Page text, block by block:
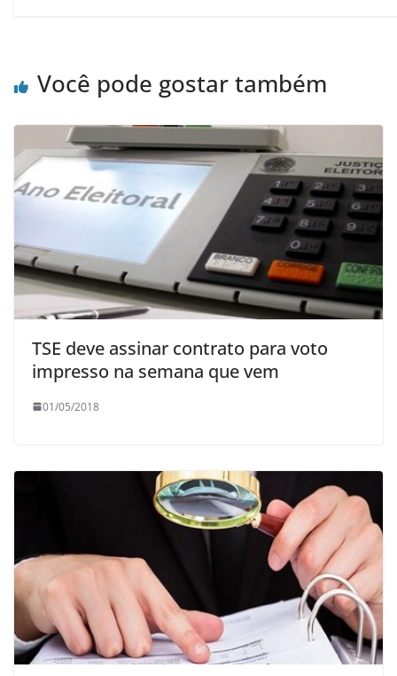
Você pode gostar também
TSE deve assinar contrato para voto
impresso na semana que vem
01/05/2018